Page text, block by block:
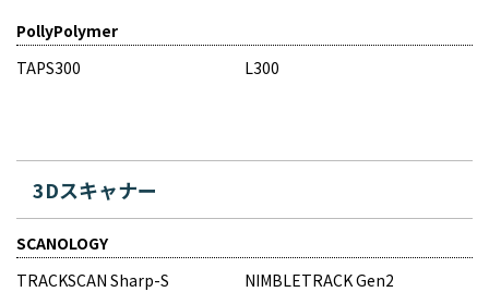
PollyPolymer
TAPS300
L300
3Dスキャナー
SCANOLOGY
TRACKSCAN Sharp-S
NIMBLETRACK Gen2